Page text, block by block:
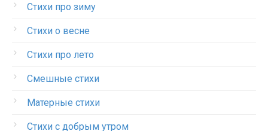
Стихи про зиму
Стихи о весне
Стихи про лето
Смешные стихи
Матерные стихи
Стихи с добрым утром